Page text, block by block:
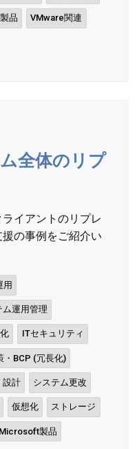
品 VMware関連
全体のリプ
イアントのリプレ
の事例をご紹介い
用
ム運用管理
ITセキュリティ
・BCP (冗長化)
設計 システム更改
仮想化 ストレージ
Microsoft製品